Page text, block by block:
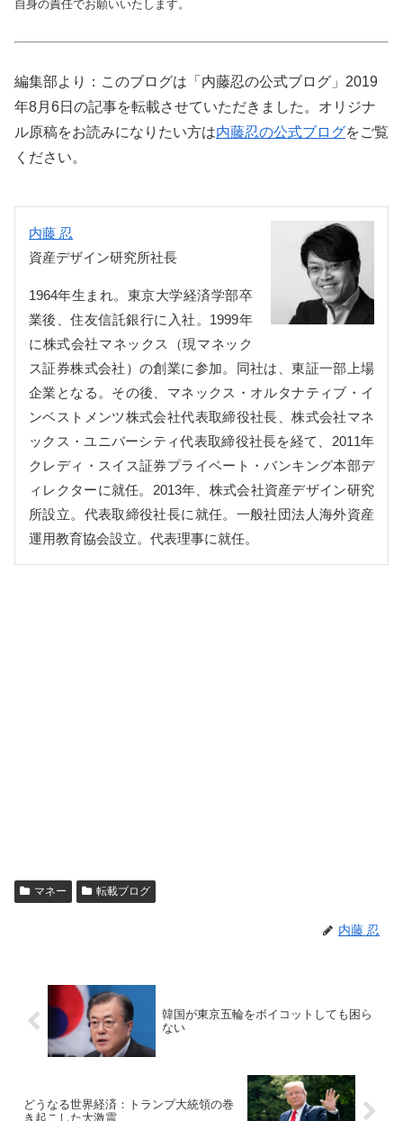
自身の責任でお願いいたします。
編集部より：このブログは「内藤忍の公式ブログ」2019
年8月6日の記事を転載させていただきました。オリジナ
ル原稿をお読みになりたい方は内藤忍の公式ブログをご覧
ください。
内藤 忍
資産デザイン研究所社長
1964年生まれ。東京大学経済学部卒
業後、住友信託銀行に入社。1999年
に株式会社マネックス（現マネック
ス証券株式会社）の創業に参加。同社は、東証一部上場
企業となる。その後、マネックス・オルタナティブ・イ
ンベストメンツ株式会社代表取締役社長、株式会社マネ
ックス・ユニバーシティ代表取締役社長を経て、2011年
クレディ・スイス証券プライベート・バンキング本部デ
ィレクターに就任。2013年、株式会社資産デザイン研究
所設立。代表取締役社長に就任。一般社団法人海外資産
運用教育協会設立。代表理事に就任。
マネー 転載ブログ
内藤 忍
韓国が東京五輪をボイコットしても困ら
ない
どうなる世界経済：トランプ大統領の巻
き起こした大激震